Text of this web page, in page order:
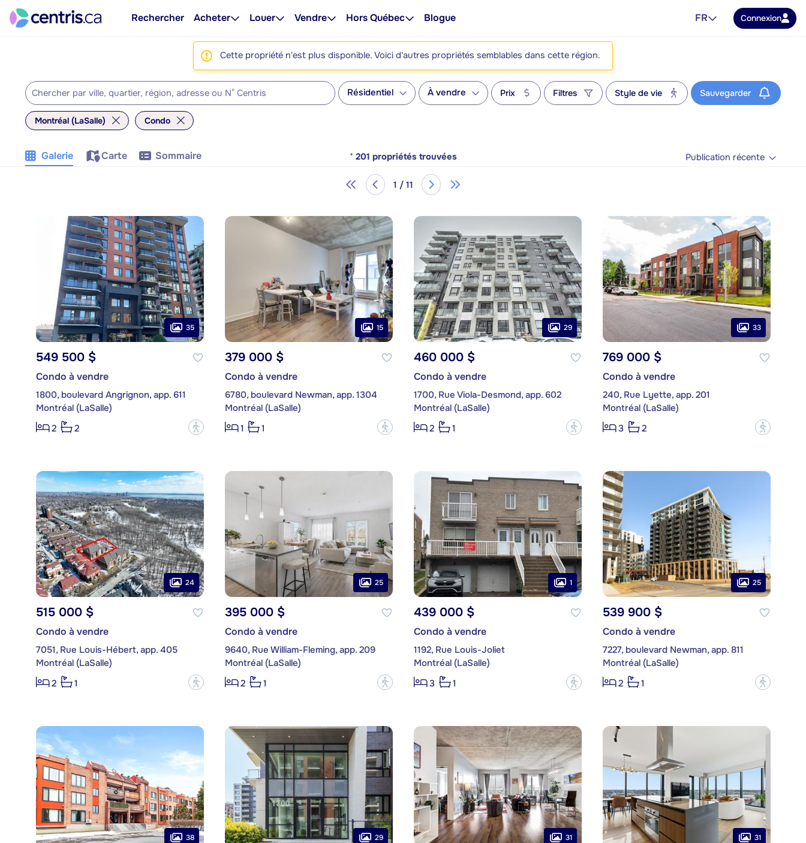
Rechercher Acheter Louer Vendre Hors Québec Blogue FR Connexion
Cette propriété n'est plus disponible. Voici d'autres propriétés semblables dans cette région.
Résidentiel À vendre Prix Filtres Style de vie Sauvegarder
Montréal (LaSalle) Condo
Galerie Carte Sommaire * 201 propriétés trouvées Publication récente
1 / 11
35
549 500 $
Condo à vendre
1800, boulevard Angrignon, app. 611
Montréal (LaSalle)
2
2 ?
15
379 000 $
Condo à vendre
6780, boulevard Newman, app. 1304
Montréal (LaSalle)
1
1 ?
29
460 000 $
Condo à vendre
1700, Rue Viola-Desmond, app. 602
Montréal (LaSalle)
2
1 ?
33
769 000 $
Condo à vendre
240, Rue Lyette, app. 201
Montréal (LaSalle)
3
2 ?
24
515 000 $
Condo à vendre
7051, Rue Louis-Hébert, app. 405
Montréal (LaSalle)
2
1 ?
25
395 000 $
Condo à vendre
9640, Rue William-Fleming, app. 209
Montréal (LaSalle)
2
1 ?
1
439 000 $
Condo à vendre
1192, Rue Louis-Joliet
Montréal (LaSalle)
3
1 ?
25
539 900 $
Condo à vendre
7227, boulevard Newman, app. 811
Montréal (LaSalle)
2
1 ?
38 29 31 31